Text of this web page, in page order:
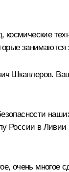
космические
Шкаплеров.
России в Ливии
очень многое